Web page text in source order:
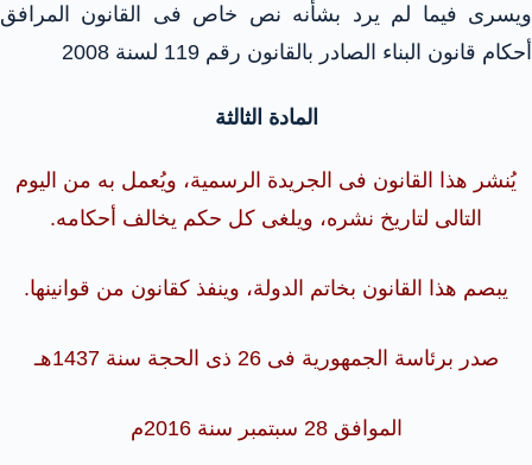
ويسرى فيما لم يرد بشأنه نص خاص فى القانون المرافق
أحكام قانون البناء الصادر بالقانون رقم 119 لسنة 2008
المادة الثالثة
يُنشر هذا القانون فى الجريدة الرسمية، ويُعمل به من اليوم
التالى لتاريخ نشره، ويلغى كل حكم يخالف أحكامه.
يبصم هذا القانون بخاتم الدولة، وينفذ كقانون من قوانينها.
صدر برئاسة الجمهورية فى 26 ذى الحجة سنة 1437هـ
الموافق 28 سبتمبر سنة 2016م